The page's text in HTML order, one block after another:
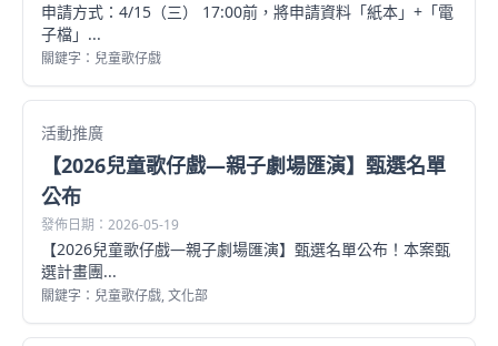
申請方式：4/15（三） 17:00前，將申請資料「紙本」+「電
子檔」...
關鍵字：兒童歌仔戲
活動推廣
【2026兒童歌仔戲—親子劇場匯演】甄選名單
公布
發佈日期：2026-05-19
【2026兒童歌仔戲—親子劇場匯演】甄選名單公布！本案甄
選計畫團...
關鍵字：兒童歌仔戲, 文化部